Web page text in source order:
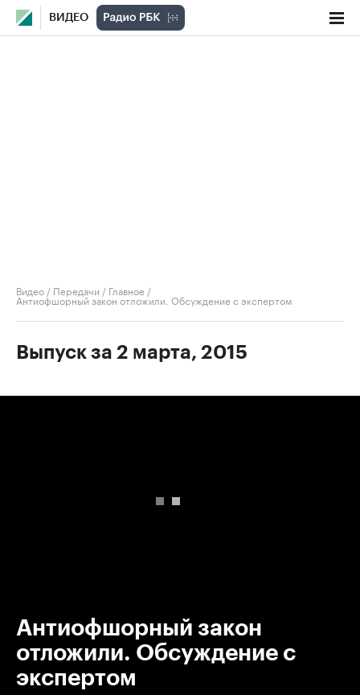
ВИДЕО
Видео / Передачи / Главное /
Антиофшорный закон отложили. Обсуждение с экспертом
Выпуск за 2 марта, 2015
Антиофшорный закон
отложили. Обсуждение с
экспертом